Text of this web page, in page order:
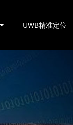
UWB精准定位